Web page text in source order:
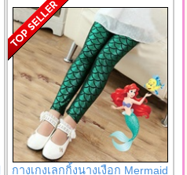
กางเกงเลกกิ้งนางเงือก Mermaid